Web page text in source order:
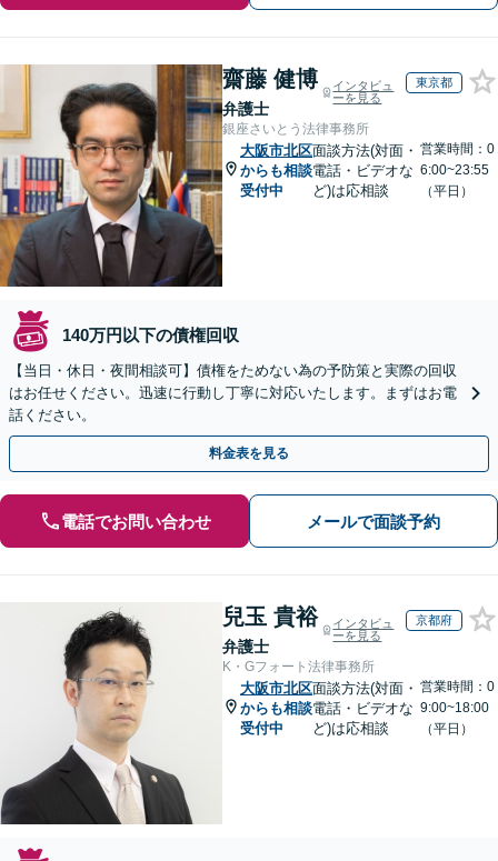
齋藤 健博
弁護士
インタビュ
ーを見る
東京都
銀座さいとう法律事務所
大阪市北区
からも相談
受付中
面談方法(対面・
電話・ビデオな
ど)は応相談
営業時間：0
6:00~23:55
（平日）
140万円以下の債権回収
【当日・休日・夜間相談可】債権をためない為の予防策と実際の回収
はお任せください。迅速に行動し丁寧に対応いたします。まずはお電
話ください。
料金表を見る
電話でお問い合わせ メールで面談予約
兒玉 貴裕
弁護士
インタビュ
ーを見る
京都府
K・Gフォート法律事務所
大阪市北区
からも相談
受付中
面談方法(対面・
電話・ビデオな
ど)は応相談
営業時間：0
9:00~18:00
（平日）